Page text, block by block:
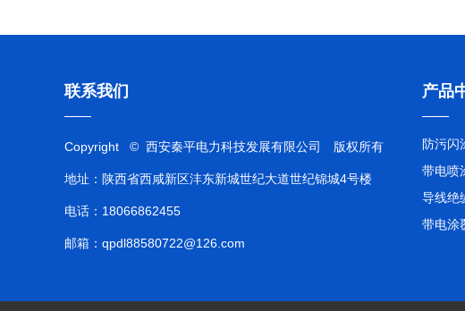
联系我们
Copyright © 西安秦平电力科技发展有限公司 版权所有
地址：陕西省西咸新区沣东新城世纪大道世纪锦城4号楼
电话：18066862455
邮箱：qpdl88580722@126.com
产品
防污闪
带电喷
导线绝
带电涂